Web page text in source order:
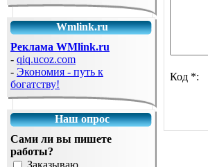
Wmlink.ru
Реклама WMlink.ru
- qiq.ucoz.com
- Экономия - путь к
богатству!
Наш опрос
Сами ли вы пишете
работы?
Код *: